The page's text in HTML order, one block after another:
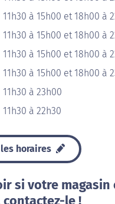
11h30 à 15h00 et 18h00 à
11h30 à 15h00 et 18h00 à
11h30 à 15h00 et 18h00 à
11h30 à 15h00 et 18h00 à
11h30 à 23h00
11h30 à 22h30
horaires
si votre